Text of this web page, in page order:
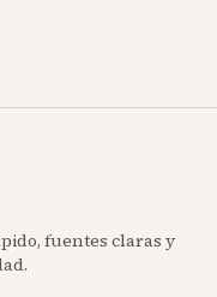
fuentes claras y